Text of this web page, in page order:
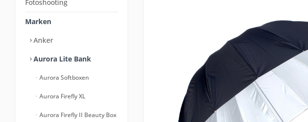
Fotoshooting
Marken
Anker
Aurora Lite Bank
Aurora Softboxen
Aurora Firefly XL
Aurora Firefly II Beauty Box